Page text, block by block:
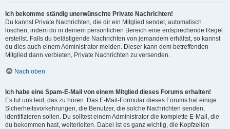
Ich bekomme ständig unerwünschte Private Nachrichten!
Du kannst Private Nachrichten, die dir ein Mitglied sendet, automatisch
löschen, indem du in deinem persönlichen Bereich eine entsprechende Regel
erstellst. Falls du belästigende Nachrichten von jemandem erhältst, so kannst
du dies auch einem Administrator melden. Dieser kann dem betreffenden
Mitglied dann verbieten, Private Nachrichten zu versenden.
Nach oben
Ich habe eine Spam-E-Mail von einem Mitglied dieses Forums erhalten!
Es tut uns leid, das zu hören. Das E-Mail-Formular dieses Forums hat einige
Sicherheitsvorkehrungen, die Benutzer, die solche Nachrichten senden,
identifizieren sollen. Du solltest einem Administrator die komplette E-Mail, die
du bekommen hast, weiterleiten. Dabei ist es ganz wichtig, die Kopfzeilen